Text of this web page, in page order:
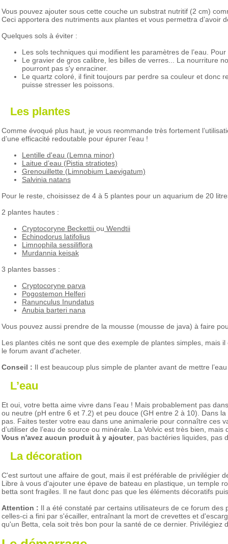
Vous pouvez ajouter sous cette couche un substrat nutritif (2 cm)
Ceci apportera des nutriments aux plantes et vous permettra d’avoir
Quelques sols à éviter :
Les sols techniques qui modifient les paramètres de l’eau.
Le gravier de gros calibre, les billes de verres... La nourriture
pourront pas s'y enraciner.
Le quartz coloré, il finit toujours par perdre sa couleur et donc
puisse stresser les poissons.
Les plantes
Comme évoqué plus haut, je vous reommande très fortement
d’une efficacité redoutable pour épurer l’eau !
Lentille d'eau (Lemna minor)
Laitue d’eau (Pistia stratiotes)
Grenouillette (Limnobium Laevigatum)
Salvinia natans
Pour le reste, choisissez de 4 à 5 plantes pour un aquarium de 20
2 plantes hautes :
Cryptocoryne Beckettii ou Wendtii
Echinodorus latifolius
Limnophila sessiliflora
Murdannia keisak
3 plantes basses :
Cryptocoryne parva
Pogostemon Helferi
Ranunculus Inundatus
Anubia barteri nana
Vous pouvez aussi prendre de la mousse (mousse de java) à faire
Les plantes cités ne sont que des exemple de plantes simples, mais
le forum avant d'acheter.
Conseil : Il est beaucoup plus simple de planter avant de mettre
L’eau
Et oui, votre betta aime vivre dans l’eau ! Mais probablement pas
ou neutre (pH entre 6 et 7.2) et peu douce (GH entre 2 à 10). Dans
pas. Faites tester votre eau dans une animalerie pour connaître ces
d’utiliser de l’eau de source ou minérale. La Volvic est très bien,
Vous n'avez aucun produit à y ajouter, pas bactéries liquides, pas
La décoration
C'est surtout une affaire de gout, mais il est préférable de privilégier
Libre à vous d'ajouter une épave de bateau en plastique, un temple
betta sont fragiles. Il ne faut donc pas que les éléments décoratifs
Attention : Il a été constaté par certains utilisateurs de ce forum
celles-ci a fini par s'écailler, entraînant la mort de crevettes et
qu'un Betta, cela soit très bon pour la santé de ce dernier. Privilégiez